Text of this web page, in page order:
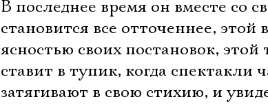
В последнее время он вместе со
становится все отточеннее,
ясностью своих постановок,
ставит в тупик, когда спектакли
затягивают в свою стихию, и